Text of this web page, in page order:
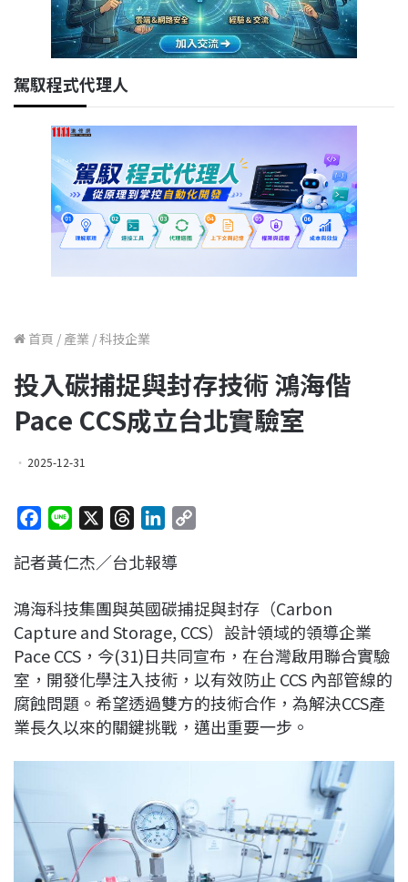
駕馭程式代理人